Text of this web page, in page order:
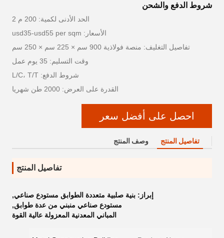
شروط الدفع والشحن
الحد الأدنى لكمية: 200 م 2
الأسعار: usd35-usd55 per sqm
تفاصيل التغليف: منصة فولاذية 900 سم × 225 سم × 250 سم
وقت التسليم: 35 يوم عمل
شروط الدفع: L/C، T/T
القدرة على العرض: 2000 طن شهريا
احصل على أفضل سعر
تفاصيل المنتج وصف المنتج
تفاصيل المنتج
إبراز: بنية صلبية متعددة الطوابق مستودع صناعي,
مستودع صناعي منبني من عدة طوابق,
المباني المعدنية المعزولة عالية القوة